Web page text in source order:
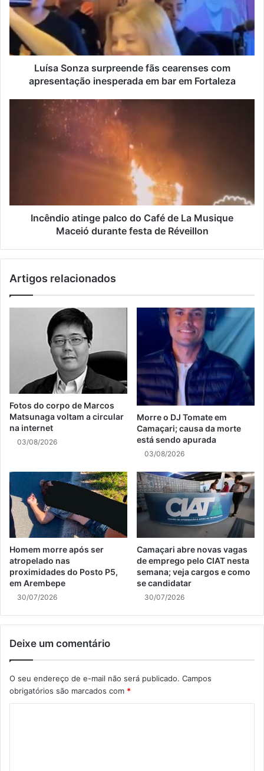
Luísa Sonza surpreende fãs cearenses com
apresentação inesperada em bar em Fortaleza
Incêndio atinge palco do Café de La Musique
Maceió durante festa de Réveillon
Artigos relacionados
Fotos do corpo de Marcos
Matsunaga voltam a circular
na internet
03/08/2026
Morre o DJ Tomate em
Camaçari; causa da morte
está sendo apurada
03/08/2026
Homem morre após ser
atropelado nas
proximidades do Posto P5,
em Arembepe
30/07/2026
Camaçari abre novas vagas
de emprego pelo CIAT nesta
semana; veja cargos e como
se candidatar
30/07/2026
Deixe um comentário
O seu endereço de e-mail não será publicado. Campos
obrigatórios são marcados com *